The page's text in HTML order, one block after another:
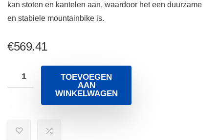
kan stoten en kantelen aan, waardoor het een duurzame
en stabiele mountainbike is.
€569.41
TOEVOEGEN
AAN
WINKELWAGEN